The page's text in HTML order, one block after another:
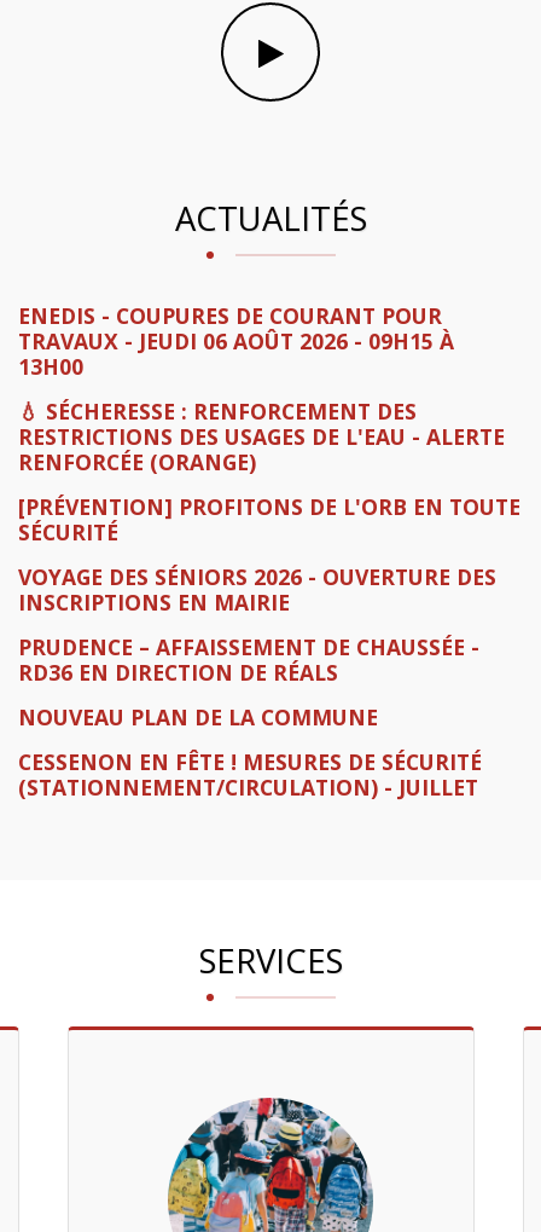
ACTUALITÉS
ENEDIS - COUPURES DE COURANT POUR
TRAVAUX - JEUDI 06 AOÛT 2026 - 09H15 À
13H00
💧 SÉCHERESSE : RENFORCEMENT DES
RESTRICTIONS DES USAGES DE L'EAU - ALERTE
RENFORCÉE (ORANGE)
[PRÉVENTION] PROFITONS DE L'ORB EN TOUTE
SÉCURITÉ
VOYAGE DES SÉNIORS 2026 - OUVERTURE DES
INSCRIPTIONS EN MAIRIE
PRUDENCE – AFFAISSEMENT DE CHAUSSÉE -
RD36 EN DIRECTION DE RÉALS
NOUVEAU PLAN DE LA COMMUNE
CESSENON EN FÊTE ! MESURES DE SÉCURITÉ
(STATIONNEMENT/CIRCULATION) - JUILLET
SERVICES